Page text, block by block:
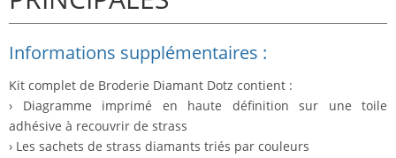
Informations supplémentaires :
Kit complet de Broderie Diamant Dotz contient :
› Diagramme imprimé en haute définition sur une toile
adhésive à recouvrir de strass
› Les sachets de strass diamants triés par couleurs